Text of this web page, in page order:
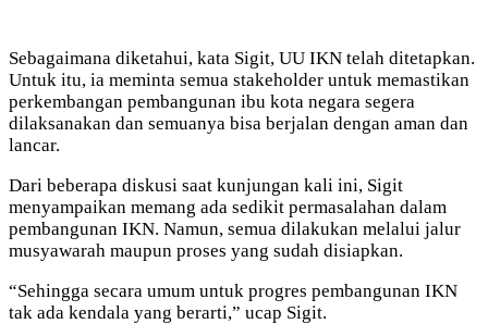
Sebagaimana diketahui, kata Sigit, UU IKN telah ditetapkan.
Untuk itu, ia meminta semua stakeholder untuk memastikan
perkembangan pembangunan ibu kota negara segera
dilaksanakan dan semuanya bisa berjalan dengan aman dan
lancar.
Dari beberapa diskusi saat kunjungan kali ini, Sigit
menyampaikan memang ada sedikit permasalahan dalam
pembangunan IKN. Namun, semua dilakukan melalui jalur
musyawarah maupun proses yang sudah disiapkan.
“Sehingga secara umum untuk progres pembangunan IKN
tak ada kendala yang berarti,” ucap Sigit.